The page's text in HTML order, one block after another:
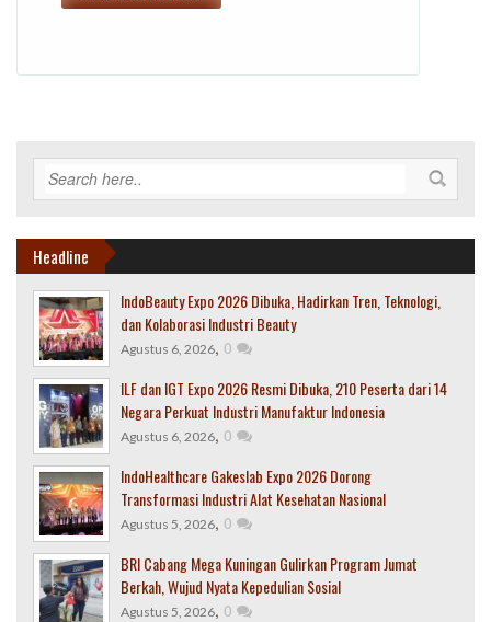
Headline
IndoBeauty Expo 2026 Dibuka, Hadirkan Tren, Teknologi,
dan Kolaborasi Industri Beauty
Agustus 6, 2026, 0
ILF dan IGT Expo 2026 Resmi Dibuka, 210 Peserta dari 14
Negara Perkuat Industri Manufaktur Indonesia
Agustus 6, 2026, 0
IndoHealthcare Gakeslab Expo 2026 Dorong
Transformasi Industri Alat Kesehatan Nasional
Agustus 5, 2026, 0
BRI Cabang Mega Kuningan Gulirkan Program Jumat
Berkah, Wujud Nyata Kepedulian Sosial
Agustus 5, 2026, 0